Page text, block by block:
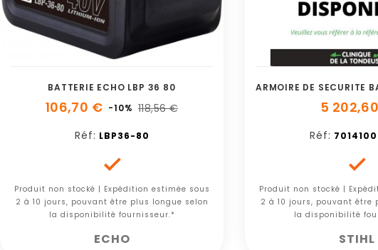
BATTERIE ECHO LBP 36 80
106,70 € -10% 118,56 €
Réf: LBP36-80

Produit non stocké | Expédition estimée sous
2 à 10 jours, pouvant être plus longue selon
la disponibilité fournisseur.*
ECHO
5
Réf:

Produit non stocké |
2 à 10 jours, pouvant être
la disponibilité
STIHL